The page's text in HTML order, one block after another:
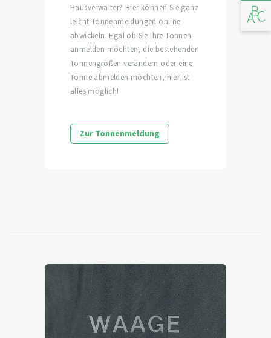
Hausverwalter? Hier können Sie ganz
leicht Tonnenmeldungen online
abwickeln. Egal ob Sie Ihre Tonnen
anmelden möchten, die bestehenden
Tonnengrößen verändern oder eine
Tonne abmelden möchten, hier ist
alles möglich!
Zur Tonnenmeldung